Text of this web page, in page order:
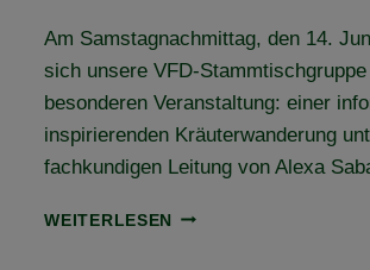
Am Samstagnachmittag, den 14.
sich unsere VFD-
besonderen Veranstaltung: einer
inspirierenden Kräuterwanderung
fachkundigen Leitung von Alexa
WEITERLESEN MIT